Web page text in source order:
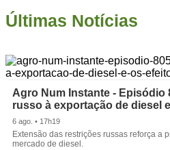
Últimas Notícias
Agro Num Instante - Episódio
russo à exportação de diesel
6 ago. • 17h19
Extensão das restrições russas reforça a
mercado de diesel.